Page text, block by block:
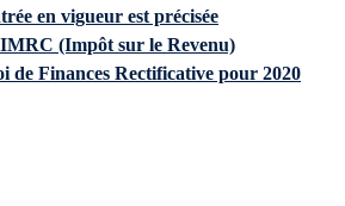
en vigueur est précisée
(Impôt sur le Revenu)
de Finances Rectificative pour 2020